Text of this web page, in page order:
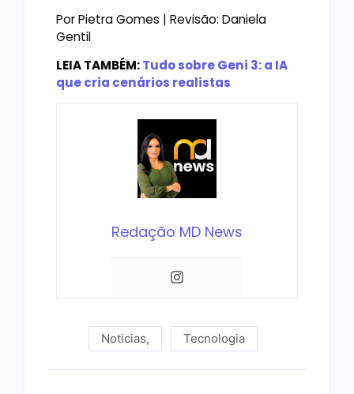
Por Pietra Gomes | Revisão: Daniela
Gentil
LEIA TAMBÉM:Tudo sobre Geni 3: a IA
que cria cenários realistas
Redação MD News
Noticias, Tecnologia